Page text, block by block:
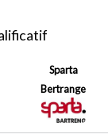
Sparta
Bertrange